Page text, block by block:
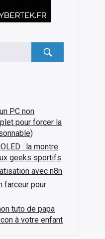
PC non
pour forcer la
: la montre
geeks sportifs
avec n8n
farceur pour
tuto de papa
à votre enfant